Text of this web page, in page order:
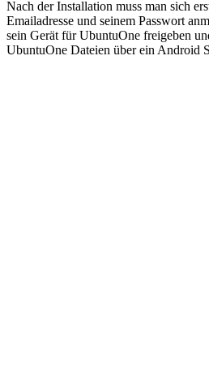
Nach der Installation muss man sich
Emailadresse und seinem Passwort
sein Gerät für UbuntuOne freigeben
UbuntuOne Dateien über ein Android